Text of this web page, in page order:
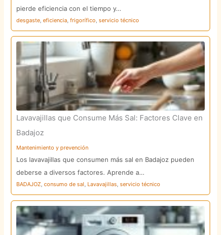
pierde eficiencia con el tiempo y…
desgaste ,eficiencia ,frigorífico ,servicio técnico
Lavavajillas que Consume Más Sal: Factores Clave en
Badajoz
Mantenimiento y prevención
Los lavavajillas que consumen más sal en Badajoz pueden
deberse a diversos factores. Aprende a…
BADAJOZ,consumo de sal, Lavavajillas,servicio técnico